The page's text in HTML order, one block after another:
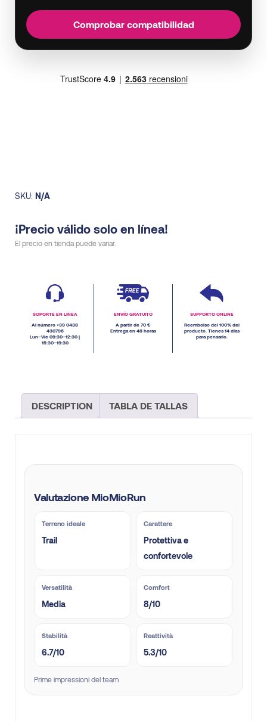
Comprobar compatibilidad
SKU: N/A
¡Precio válido solo en línea!
El precio en tienda puede variar.
SOPORTE EN LÍNEA
Al número +39 0438
430796
Lun–Vie 09:30–12:30 |
15:30–19:30
ENVÍO GRATUITO
A partir de 70 €
Entrega en 48 horas
SUPPORTO ONLINE
Reembolso del 100% del
producto. Tienes 14 días
para pensarlo.
DESCRIPTION TABLA DE TALLAS
Valutazione MioMioRun
Terreno ideale
Trail
Carattere
Protettiva e
confortevole
Versatilità
Media
Comfort
8/10
Stabilità
6.7/10
Reattività
5.3/10
Prime impressioni del team